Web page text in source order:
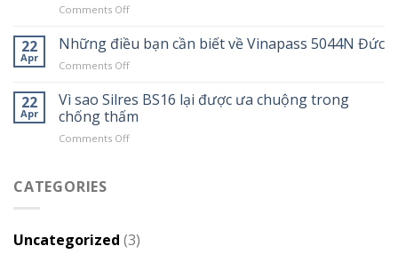
Comments Offon
dẫn
dụng
chất
chống
22
Apr
Những điều bạn cần biết về Vinapass 5044N Đức
Comments Offon
điều
cần
biết
22
Apr
Vì sao Silres BS16 lại được ưa chuộng trong
chống thấm
Comments Offon
ưa
CATEGORIES
Uncategorized (3)